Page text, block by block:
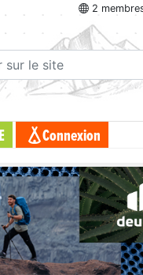
2
Connexion